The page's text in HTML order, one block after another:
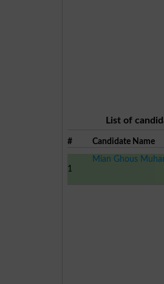
List of
# Candidate Name
1
Mian Ghous